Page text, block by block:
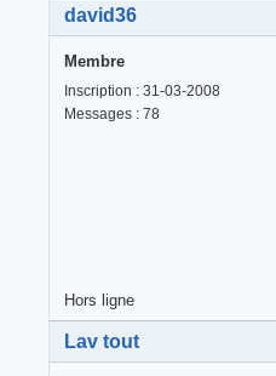
david36
Membre
Inscription : 31-03-2008
Messages : 78
Hors ligne
Lav tout